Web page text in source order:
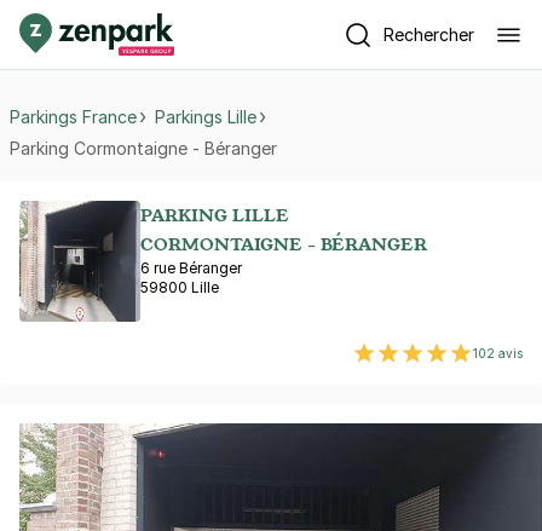
Rechercher
Parkings France
Parkings Lille
Parking Cormontaigne - Béranger
PARKING LILLE
CORMONTAIGNE - BÉRANGER
6 rue Béranger
59800 Lille
102 avis